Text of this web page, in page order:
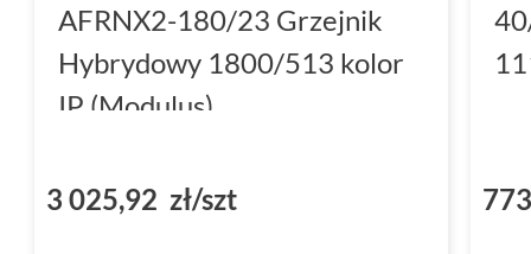
AFRNX2-180/23 Grzejnik
Hybrydowy 1800/513 kolor
IP (Modulus)
3 025,92 zł/szt